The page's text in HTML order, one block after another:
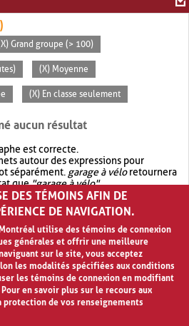
Grand groupe (> 100)
(X) Moyenne
(X) En classe seulement
aucun résultat
est correcte.
autour des expressions pour
séparément. garage à véloretournera
que"garage à vélo".
recherche avec OR.garage OR vélo
de résultat quegarage à vélo
DES TÉMOINS AFIN DE
DE NAVIGATION.
utilise des témoins de connexion
générales et offrir une meilleure
sur le site, vous acceptez
les modalités spécifiées aux conditions
les témoins de connexion en modifiant
en savoir plus sur le recours aux
protection de vos renseignements